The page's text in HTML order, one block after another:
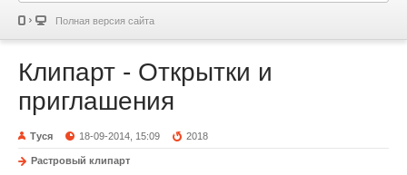
Полная версия сайта
Клипарт - Открытки и
приглашения
Туся 18-09-2014, 15:09 2018
Растровый клипарт